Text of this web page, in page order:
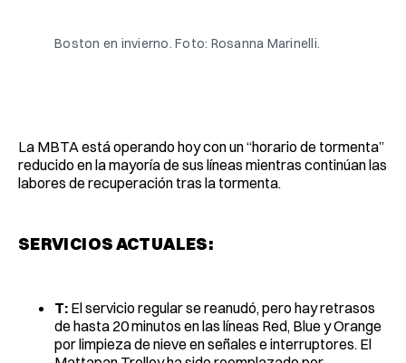
Boston en invierno. Foto: Rosanna Marinelli.
La MBTA está operando hoy con un “horario de tormenta”
reducido en la mayoría de sus líneas mientras continúan las
labores de recuperación tras la tormenta.
SERVICIOS ACTUALES:
T: El servicio regular se reanudó, pero hay retrasos
de hasta 20 minutos en las líneas Red, Blue y Orange
por limpieza de nieve en señales e interruptores. El